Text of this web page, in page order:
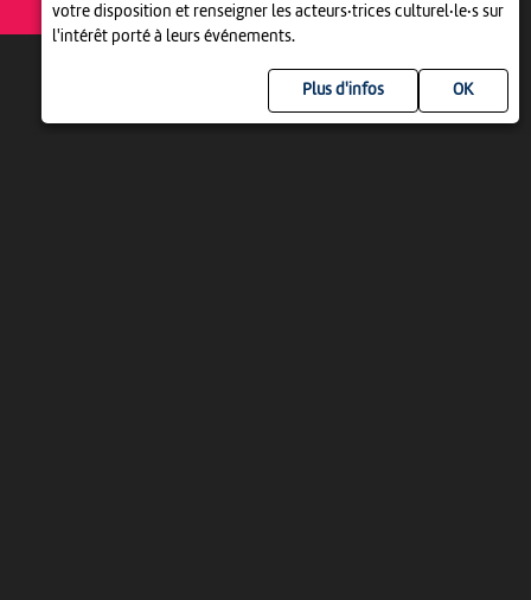
votre disposition et renseigner les acteurs·trices culturel·le·s sur
l'intérêt porté à leurs événements.
Plus d'infos